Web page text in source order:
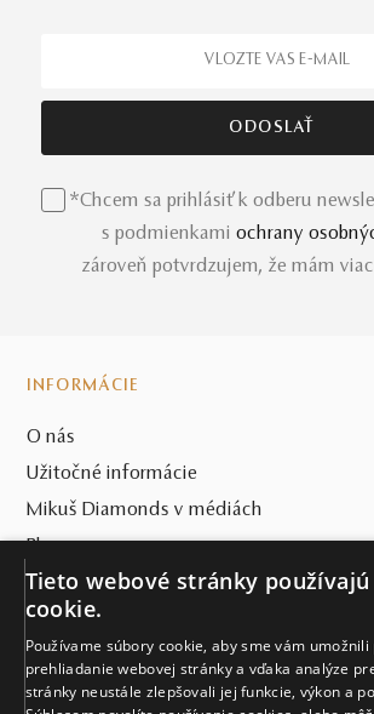
*Chcem sa prihlásiť k odberu
s podmienkami ochrany
zároveň potvrdzujem, že mám viac
INFORMÁCIE
O nás
Užitočné informácie
Mikuš Diamonds v médiách
Blog
SVET MIKUŠ DIAMONDS
VŠETKO O NÁKUPE
KONTAKT
Tieto webové stránky
cookie.
Používame súbory cookie, aby sme vám umožnili
prehliadanie webovej stránky a vďaka analýze
stránky neustále zlepšovali jej funkcie, výkon a